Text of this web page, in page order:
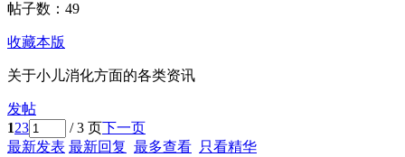
帖子数： 49
收藏本版
关于小儿消化方面的各类资讯
发帖
123 / 3 页下一页
最新发表 最新回复 最多查看 只看精华